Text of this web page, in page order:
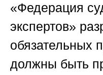
«Федерация
экспертов»
обязательных
должны быть